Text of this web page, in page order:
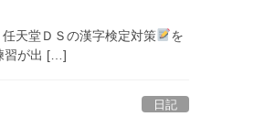
天堂ＤＳの漢字検定対策
を
習が出 […]
日記